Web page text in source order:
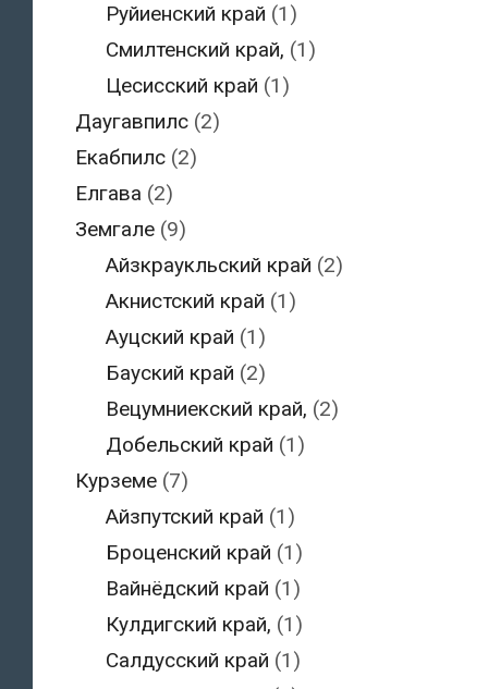
Руйиенский край (1)
Смилтенский край, (1)
Цесисский край (1)
Даугавпилс(2)
Екабпилс(2)
Елгава (2)
Земгале(9)
Айзкраукльский край (2)
Акнистский край (1)
Ауцский край (1)
Бауский край (2)
Вецумниекский край, (2)
Добельский край (1)
Курземе(7)
Айзпутский край (1)
Броценский край (1)
Вайнёдский край (1)
Кулдигский край, (1)
Салдусский край (1)